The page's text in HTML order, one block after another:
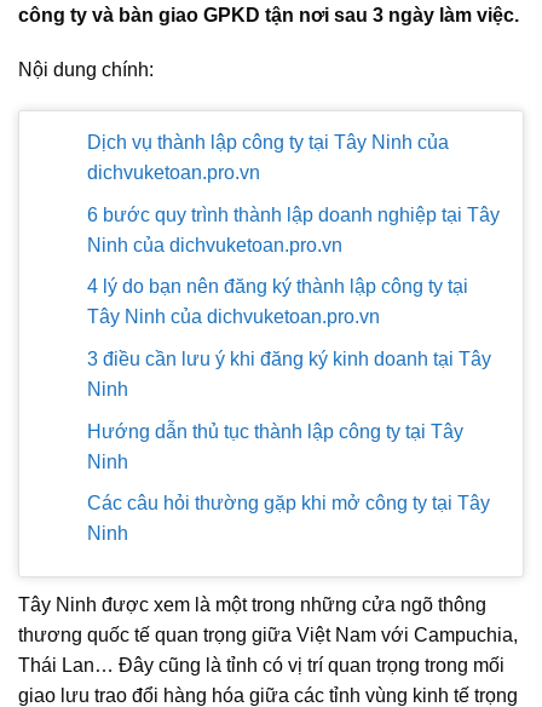
công ty và bàn giao GPKD tận nơi sau 3 ngày làm việc.
Nội dung chính:
Dịch vụ thành lập công ty tại Tây Ninh của
dichvuketoan.pro.vn
6 bước quy trình thành lập doanh nghiệp tại Tây
Ninh của dichvuketoan.pro.vn
4 lý do bạn nên đăng ký thành lập công ty tại
Tây Ninh của dichvuketoan.pro.vn
3 điều cần lưu ý khi đăng ký kinh doanh tại Tây
Ninh
Hướng dẫn thủ tục thành lập công ty tại Tây
Ninh
Các câu hỏi thường gặp khi mở công ty tại Tây
Ninh
Tây Ninh được xem là một trong những cửa ngõ thông
thương quốc tế quan trọng giữa Việt Nam với Campuchia,
Thái Lan… Đây cũng là tỉnh có vị trí quan trọng trong mối
giao lưu trao đổi hàng hóa giữa các tỉnh vùng kinh tế trọng